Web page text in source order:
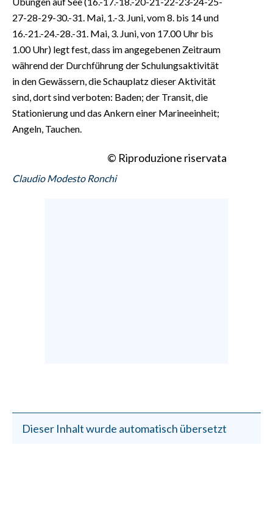
27-28-29-30.-31. Mai, 1.-3. Juni, vom 8. bis 14 und
16.-21.-24.-28.-31. Mai, 3. Juni, von 17.00 Uhr bis
1.00 Uhr) legt fest, dass im angegebenen Zeitraum
während der Durchführung der Schulungsaktivität
in den Gewässern, die Schauplatz dieser Aktivität
sind, dort sind verboten: Baden; der Transit, die
Stationierung und das Ankern einer Marineeinheit;
Angeln, Tauchen.
© Riproduzione riservata
Claudio Modesto Ronchi
Dieser Inhalt wurde automatisch übersetzt